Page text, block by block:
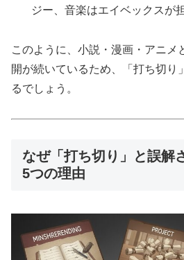
ジー、音楽はエイベックスが
このように、小説・漫画・アニメ
開が続いているため、「打ち切り
るでしょう。
なぜ「打ち切り」と誤解
5つの理由